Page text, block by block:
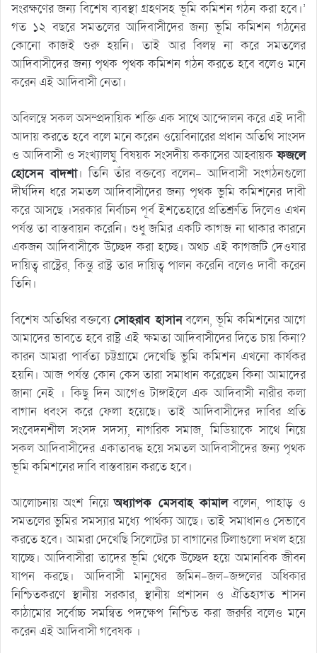
সংরক্ষণের জন্য বিশেষ ব্যবস্থা গ্রহণসহ ভূমি কমিশন গঠন করা হবে।’
গত ১২ বছরে সমতলের আদিবাসীদের জন্য ভূমি কমিশন গঠনের
কোনো কাজই শুরু হয়নি। তাই আর বিলম্ব না করে সমতলের
আদিবাসীদের জন্য পৃথক পৃথক কমিশন গঠন করতে হবে বলেও মনে
করেন এই আদিবাসী নেতা।
অবিলম্বে সকল অসম্প্রদায়িক শক্তি এক সাথে আন্দোলন করে এই দাবী
আদায় করতে হবে বলে মনে করেন ওয়েবিনারের প্রধান অতিথি সাংসদ
ও আদিবাসী ও সংখ্যালঘু বিষয়ক সংসদীয় ককাসের আহ্বায়কফজলে
হোসেন বাদশা। তিনি তাঁর বক্তব্যে বলেন- আদিবাসী সংগঠনগুলো
দীর্ঘদিন ধরে সমতল আদিবাসীদের জন্য পৃথক ভুমি কমিশনের দাবী
করে আসছে ।সরকার নির্বাচন পূর্ব ইশতেহারে প্রতিশ্রুতি দিলেও এখন
পর্যন্ত তা বাস্তবায়ন করেনি। শুধু জমির একটি কাগজ না থাকার কারনে
একজন আদিবাসীকে উচ্ছেদ করা হচ্ছে। অথচ এই কাগজটি দেওযার
দায়িত্ব রাষ্ট্রের, কিন্তু রাষ্ট্র তার দায়িত্ব পালন করেনি বলেও দাবী করেন
তিনি।
বিশেষ অতিথির বক্তব্যেসোহরাব হাসানবলেন, ভূমি কমিশনের আগে
আমাদের ভাবতে হবে রাষ্ট্র এই ক্ষমতা আদিবাসীদের দিতে চায় কিনা?
কারন আমরা পার্বত্য চট্টগ্রামে দেখেছি ভুমি কমিশন এখনো কার্যকর
হয়নি। আজ পর্যন্ত কোন কেস তারা সমাধান করেছেন কিনা আমাদের
জানা নেই । কিছু দিন আগেও টাঙ্গাইলে এক আদিবাসী নারীর কলা
বাগান ধবংস করে ফেলা হয়েছে। তাই আদিবাসীদের দাবির প্রতি
সংবেদনশীল সংসদ সদস্য, নাগরিক সমাজ, মিডিয়াকে সাথে নিয়ে
সকল আদিবাসীদের একাতাবদ্ধ হয়ে সমতল আদিবাসীদের জন্য পৃথক
ভূমি কমিশনের দাবি বাস্তবায়ন করতে হবে।
আলোচনায় অংশ নিয়েঅধ্যাপক মেসবাহ কামালবলেন, পাহাড় ও
সমতলের ভুমির সমস্যার মধ্যে পার্থক্য আছে। তাই সমাধানও সেভাবে
করতে হবে। আমরা দেখেছি সিলেটের চা বাগানের টিলাগুলো দখল হয়ে
যাচ্ছে। আদিবাসীরা তাদের ভূমি থেকে উচ্ছেদ হয়ে অমানবিক জীবন
যাপন করছে। আদিবাসী মানুষের জমিন-জল-জঙ্গলের অধিকার
নিশ্চিতকরণে স্থানীয় সরকার, স্থানীয় প্রশাসন ও ঐতিহ্যগত শাসন
কাঠামোর সর্বোচ্চ সমন্বিত পদক্ষেপ নিশ্চিত করা জরুরি বলেও মনে
করেন এই আদিবাসী গবেষক ।